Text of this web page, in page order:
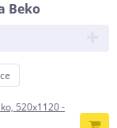
Beko
520x1120 -